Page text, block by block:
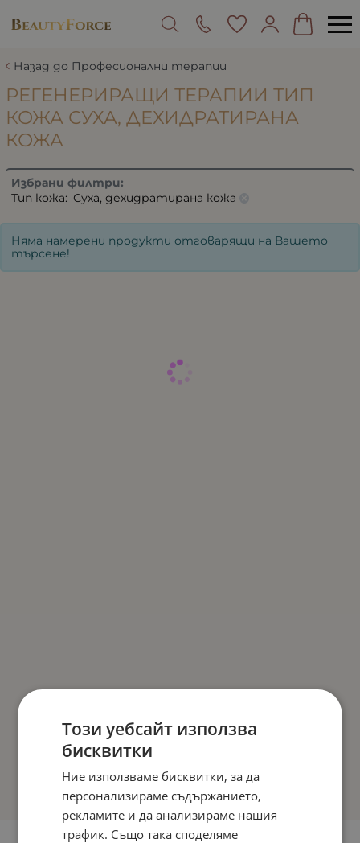
Назад до Професионални терапии
РЕГЕНЕРИРАЩИ ТЕРАПИИ ТИП
КОЖА СУХА, ДЕХИДРАТИРАНА
КОЖА
Избрани филтри:
Тип кожа: Суха, дехидратирана кожа
Няма намерени продукти отговарящи на Вашето
търсене!
Този уебсайт използва
бисквитки
Ние използваме бисквитки, за да
персонализираме съдържанието,
рекламите и да анализираме нашия
трафик. Също така споделяме